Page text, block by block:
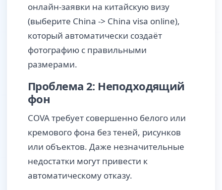
онлайн-заявки на китайскую визу
(выберите China -> China visa online),
который автоматически создаёт
фотографию с правильными
размерами.
Проблема 2: Неподходящий
фон
COVA требует совершенно белого или
кремового фона без теней, рисунков
или объектов. Даже незначительные
недостатки могут привести к
автоматическому отказу.